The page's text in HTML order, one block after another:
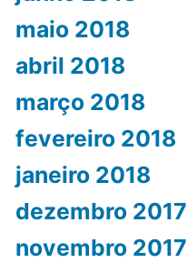
maio 2018
abril 2018
março 2018
fevereiro 2018
janeiro 2018
dezembro 2017
novembro 2017